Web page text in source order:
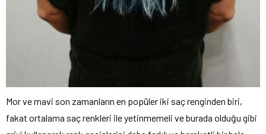
Mor ve mavi son zamanların en popüler iki saç renginden biri,
fakat ortalama saç renkleri ile yetinmemeli ve burada olduğu gibi